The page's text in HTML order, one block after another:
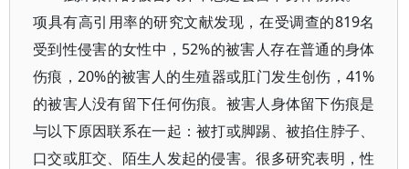
项具有高引用率的研究文献发现，在受调查的819名
受到性侵害的女性中，52%的被害人存在普通的身体
伤痕，20%的被害人的生殖器或肛门发生创伤，41%
的被害人没有留下任何伤痕。被害人身体留下伤痕是
与以下原因联系在一起：被打或脚踢、被掐住脖子、
口交或肛交、陌生人发起的侵害。很多研究表明，性